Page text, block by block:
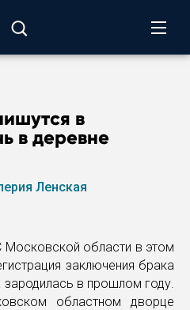
в
в деревне
Ленская
Московской области в этом
заключения брака
в прошлом году.
областном дворце